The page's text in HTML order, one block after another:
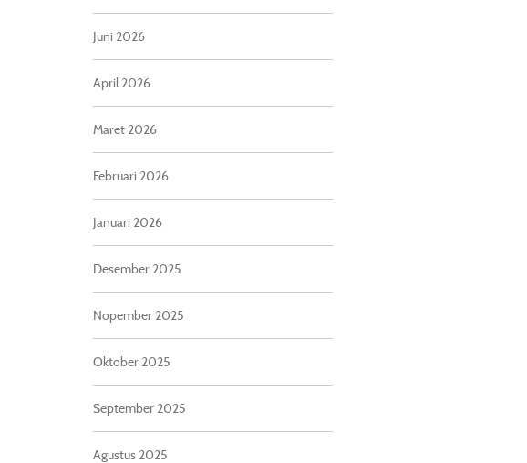
Juni 2026
April 2026
Maret 2026
Februari 2026
Januari 2026
Desember 2025
Nopember 2025
Oktober 2025
September 2025
Agustus 2025